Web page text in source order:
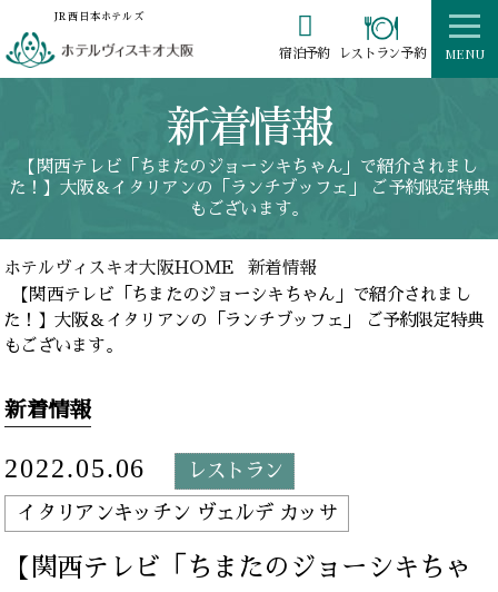
JR西日本ホテルズ 
宿泊予約 レストラン予約 MENU
新着情報
【関西テレビ「ちまたのジョーシキちゃん」で紹介されまし
た！】大阪＆イタリアンの「ランチブッフェ」 ご予約限定特典
もございます。
ホテルヴィスキオ大阪HOME
新着情報
【関西テレビ「ちまたのジョーシキちゃん」で紹介されまし
た！】大阪＆イタリアンの「ランチブッフェ」 ご予約限定特典
もございます。
新着情報
2022.05.06 レストラン
イタリアンキッチン ヴェルデ カッサ
【関西テレビ「ちまたのジョーシキちゃ